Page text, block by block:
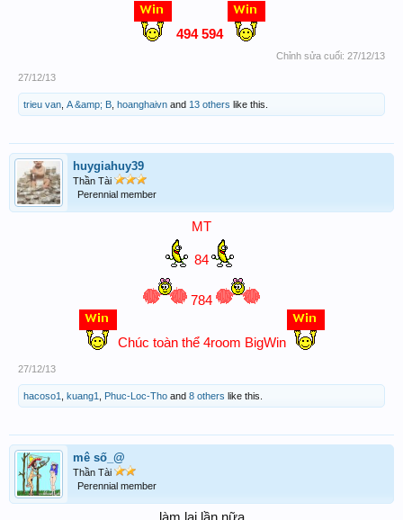
494 594
Chỉnh sửa cuối: 27/12/13
27/12/13
trieu van A &amp; B hoanghaivn and 13 others like this.
huygiahuy39
Thần Tài
Perennial member
MT
84
784
Chúc toàn thể 4room BigWin
27/12/13
hacoso1 kuang1 Phuc-Loc-Tho and 8 others like this.
mê số_@
Thần Tài
Perennial member
làm lại lần nữa